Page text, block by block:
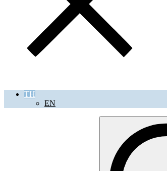
TH
EN